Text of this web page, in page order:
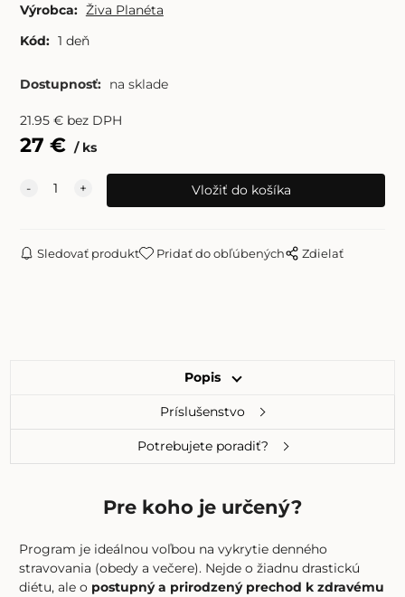
Výrobca: Živa Planéta
Kód: 1 deň
Dostupnosť: na sklade
21.95€ bez DPH
27 € ks
Sledovať produkt Pridať do obľúbených Zdielať
Popis
Príslušenstvo
Potrebujete poradiť?
Pre koho je určený?
Program je ideálnou voľbou na vykrytie denného
stravovania (obedy a večere). Nejde o žiadnu drastickú
diétu, ale o postupný a prirodzený prechod k zdravému